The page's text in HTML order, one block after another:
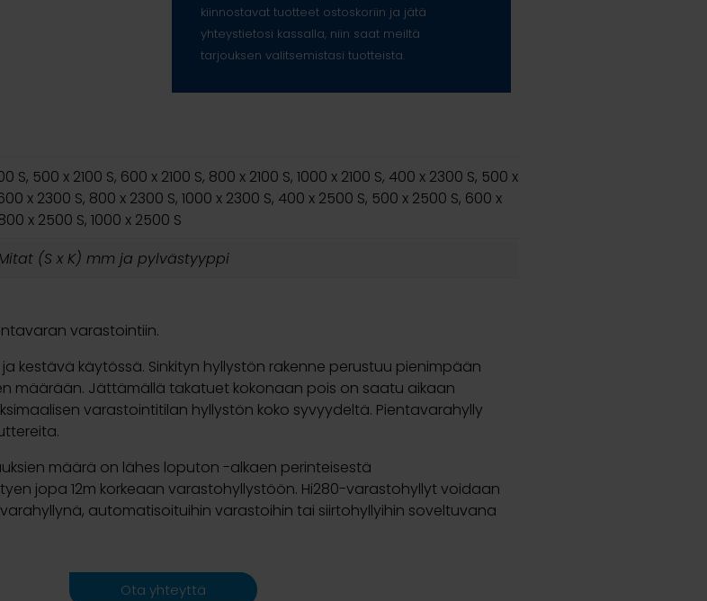
kiinnostavat tuotteet ostoskoriin ja jätä
yhteystietosi kassalla, niin saat meiltä
tarjouksen valitsemistasi tuotteista.
S, 500 x 2100 S, 600 x 2100 S, 800 x 2100 S, 1000 x 2100 S, 400 x 2300 S, 500 x
x 2300 S, 800 x 2300 S, 1000 x 2300 S, 400 x 2500 S, 500 x 2500 S, 600 x
x 2500 S, 1000 x 2500 S
(S x K) mm ja pylvästyyppi
varastointiin.
kestävä käytössä. Sinkityn hyllystön rakenne perustuu pienimpään
määrään. Jättämällä takatuet kokonaan pois on saatu aikaan
varastointitilan hyllystön koko syvyydeltä. Pientavarahylly
määrä on lähes loputon -alkaen perinteisestä
jopa 12m korkeaan varastohyllystöön. Hi280-varastohyllyt voidaan
automatisoituihin varastoihin tai siirtohyllyihin soveltuvana
Ota yhteyttä